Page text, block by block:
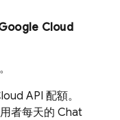
Cloud
。
API 配額。
者每天的 Chat